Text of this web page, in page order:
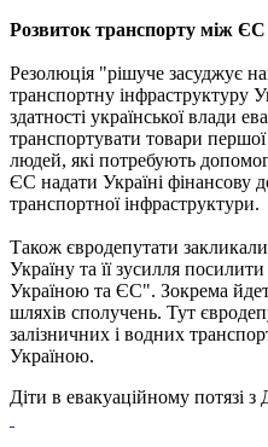
Розвиток транспорту між ЄС
Резолюція "рішуче засуджує
транспортну інфраструктуру
здатності української влади
транспортувати товари
людей, які потребують
ЄС надати Україні фінансову
транспортної інфраструктури.
Також євродепутати
Україну та її зусилля
Україною та ЄС". Зокрема
шляхів сполучень. Тут
залізничних і водних
Україною.
Діти в евакуаційному потязі